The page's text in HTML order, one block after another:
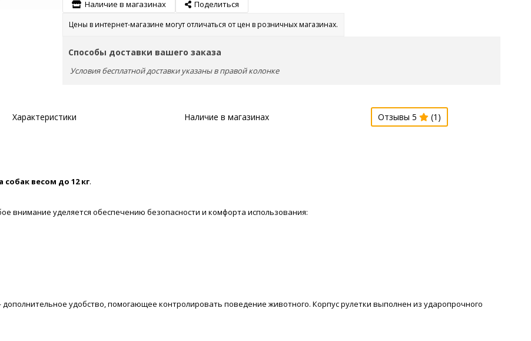
Наличие в магазинах Поделиться
Цены в интернет-магазине могут отличаться от цен в розничных магазинах.
Способы доставки вашего заказа
Условия бесплатной доставки указаны в правой колонке
Характеристики Наличие в магазинах Отзывы 5 (1)
весом до 12 кг.
внимание уделяется обеспечению безопасности и комфорта использования:
удобство, помогающее контролировать поведение животного. Корпус рулетки выполнен из ударопрочного